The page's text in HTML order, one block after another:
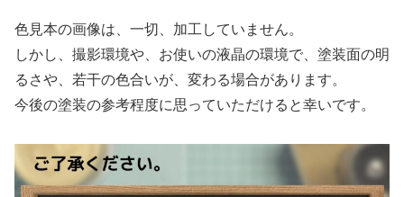
色見本の画像は、一切、加工していません。
しかし、撮影環境や、お使いの液晶の環境で、塗装面の明
るさや、若干の色合いが、変わる場合があります。
今後の塗装の参考程度に思っていただけると幸いです。